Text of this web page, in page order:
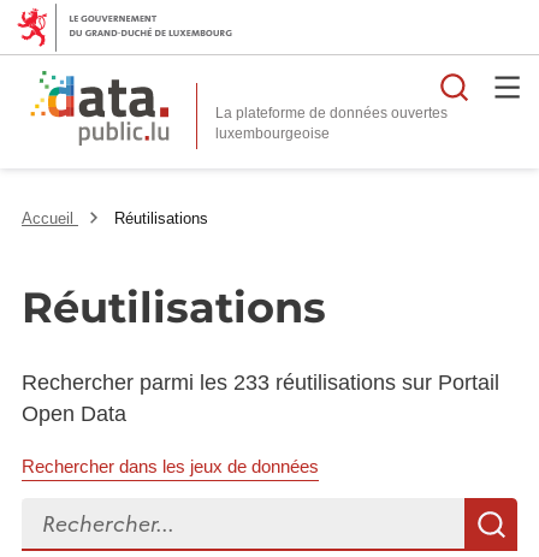
La plateforme de données ouvertes
Accueil Réutilisations
Réutilisations
Rechercher parmi les 233 réutilisations sur Portail
Open Data
Rechercher dans les jeux de données
Rechercher...